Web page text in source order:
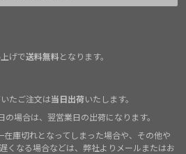
げで送料無料となります。
たご注文は当日出荷いたします。
場合は、翌営業日の出荷になります。
庫切れとなってしまった場合や、その他や
くなる場合などは、弊社よりメールまたはお